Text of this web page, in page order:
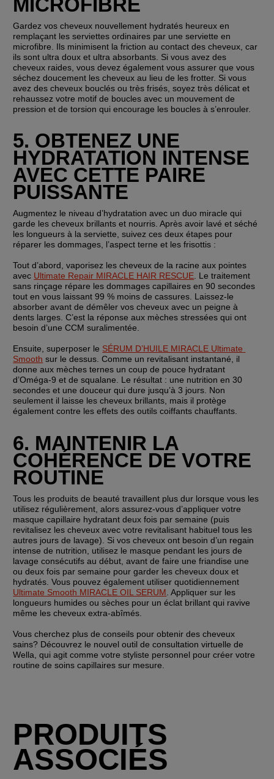
MICROFIBRE
Gardez vos cheveux nouvellement hydratés heureux en
remplaçant les serviettes ordinaires par une serviette en
microfibre. Ils minimisent la friction au contact des cheveux, car
ils sont ultra doux et ultra absorbants. Si vous avez des
cheveux raides, vous devez également vous assurer que vous
séchez doucement les cheveux au lieu de les frotter. Si vous
avez des cheveux bouclés ou très frisés, soyez très délicat et
rehaussez votre motif de boucles avec un mouvement de
pression et de torsion qui encourage les boucles à s’enrouler.
5. OBTENEZ UNE
HYDRATATION INTENSE
AVEC CETTE PAIRE
PUISSANTE
Augmentez le niveau d’hydratation avec un duo miracle qui
garde les cheveux brillants et nourris. Après avoir lavé et séché
les longueurs à la serviette, suivez ces deux étapes pour
réparer les dommages, l’aspect terne et les frisottis :
Tout d’abord, vaporisez les cheveux de la racine aux pointes
avec Ultimate Repair MIRACLE HAIR RESCUE. Le traitement
sans rinçage répare les dommages capillaires en 90 secondes
tout en vous laissant 99 % moins de cassures. Laissez-le
absorber avant de démêler vos cheveux avec un peigne à
dents larges. C’est la réponse aux mèches stressées qui ont
besoin d’une CCM suralimentée.
Ensuite, superposer le SÉRUM D’HUILE MIRACLE Ultimate
Smooth sur le dessus. Comme un revitalisant instantané, il
donne aux mèches ternes un coup de pouce hydratant
d’Oméga-9 et de squalane. Le résultat : une nutrition en 30
secondes et une douceur qui dure jusqu’à 3 jours. Non
seulement il laisse les cheveux brillants, mais il protège
également contre les effets des outils coiffants chauffants.
6. MAINTENIR LA
COHÉRENCE DE VOTRE
ROUTINE
Tous les produits de beauté travaillent plus dur lorsque vous les
utilisez régulièrement, alors assurez-vous d’appliquer votre
masque capillaire hydratant deux fois par semaine (puis
revitalisez les cheveux avec votre revitalisant habituel tous les
autres jours de lavage). Si vos cheveux ont besoin d’un regain
intense de nutrition, utilisez le masque pendant les jours de
lavage consécutifs au début, avant de faire une friandise une
ou deux fois par semaine pour garder les cheveux doux et
Ultimate Smooth MIRACLE OIL SERUM . Appliquer sur les
longueurs humides ou sèches pour un éclat brillant qui ravive
même les cheveux extra-abîmés.
Vous cherchez plus de conseils pour obtenir des cheveux
sains? Découvrez le nouvel outil de consultation virtuelle de
Wella, qui agit comme votre styliste personnel pour créer votre
routine de soins capillaires sur mesure.
PRODUITS
ASSOCIÉS